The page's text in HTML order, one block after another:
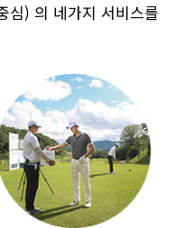
심) 의 네가지 서비스를